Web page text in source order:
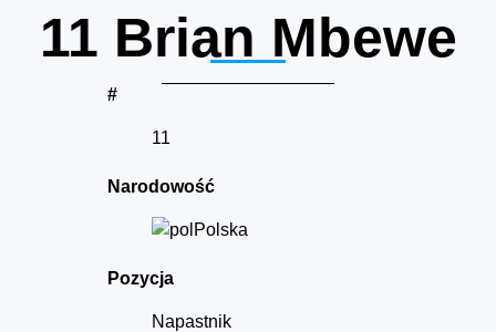
11 Brian Mbewe
#
11
Narodowość
Polska
Pozycja
Napastnik